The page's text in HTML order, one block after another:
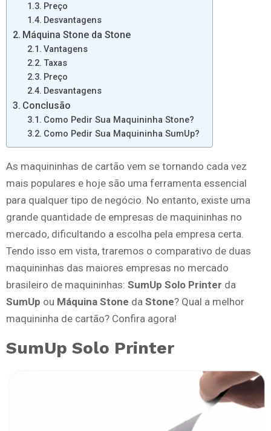
Preço
Desvantagens
Máquina Stone da Stone
Vantagens
Taxas
Preço
Desvantagens
Conclusão
Como Pedir Sua Maquininha Stone?
Como Pedir Sua Maquininha SumUp?
As maquininhas de cartão vem se tornando cada vez
mais populares e hoje são uma ferramenta essencial
para qualquer tipo de negócio. No entanto, existe uma
grande quantidade de empresas de maquininhas no
mercado, dificultando a escolha pela empresa certa.
Tendo isso em vista, traremos o comparativo de duas
maquininhas das maiores empresas no mercado
brasileiro de maquininhas: SumUp Solo Printer da
SumUp ou Máquina Stone da Stone? Qual a melhor
maquininha de cartão? Confira agora!
SumUp Solo Printer